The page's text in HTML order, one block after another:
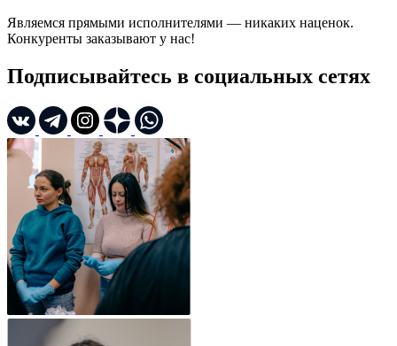
Являемся прямыми исполнителями — никаких наценок.
Конкуренты заказывают у нас!
Подписывайтесь в социальных сетях